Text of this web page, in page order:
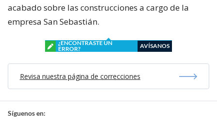
acabado sobre las construcciones a cargo de la
empresa San Sebastián.
¿ENCONTRASTE UN
ERROR?
AVÍSANOS
Revisa nuestra página de correcciones
Síguenos en: